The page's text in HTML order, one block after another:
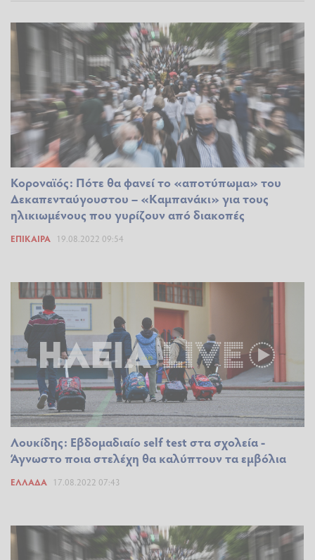
Κοροναϊός: Πότε θα φανεί το «αποτύπωμα» του
Δεκαπενταύγουστου – «Καμπανάκι» για τους
ηλικιωμένους που γυρίζουν από διακοπές
ΕΠΊΚΑΙΡΑ 19.08.2022 09:54
Λουκίδης: Εβδομαδιαίο self test στα σχολεία -
Άγνωστο ποια στελέχη θα καλύπτουν τα εμβόλια
ΕΛΛΆΔΑ 17.08.2022 07:43